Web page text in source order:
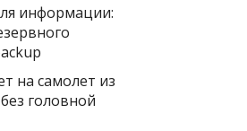
информации:
на самолет из
головной